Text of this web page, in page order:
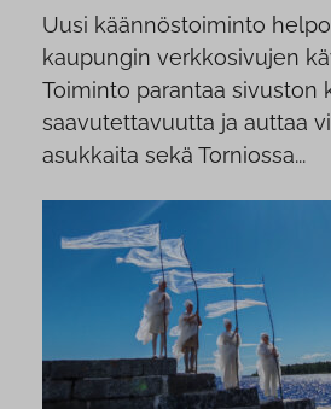
Uusi käännöstoiminto
kaupungin verkkosivujen
Toiminto parantaa sivuston
saavutettavuutta ja auttaa
asukkaita sekä Torniossa...